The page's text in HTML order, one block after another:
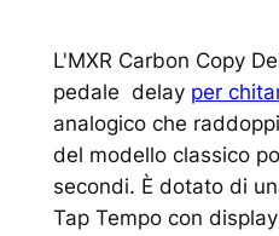
L'MXR Carbon Copy
pedale delay per
analogico che
del modello classico
secondi. È dotato di
Tap Tempo con